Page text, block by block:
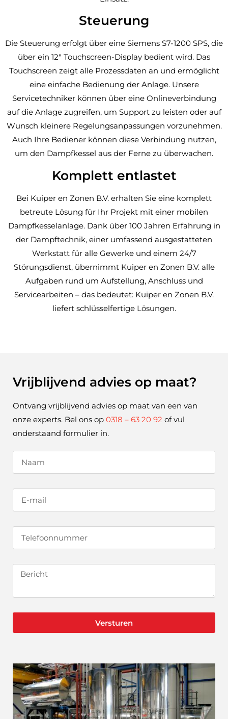
Steuerung
Die Steuerung erfolgt über eine Siemens S7-1200 SPS, die
über ein 12″ Touchscreen-Display bedient wird. Das
Touchscreen zeigt alle Prozessdaten an und ermöglicht
eine einfache Bedienung der Anlage. Unsere
Servicetechniker können über eine Onlineverbindung
auf die Anlage zugreifen, um Support zu leisten oder auf
Wunsch kleinere Regelungsanpassungen vorzunehmen.
Auch Ihre Bediener können diese Verbindung nutzen,
um den Dampfkessel aus der Ferne zu überwachen.
Komplett entlastet
Bei Kuiper en Zonen B.V. erhalten Sie eine komplett
betreute Lösung für Ihr Projekt mit einer mobilen
Dampfkesselanlage. Dank über 100 Jahren Erfahrung in
der Dampftechnik, einer umfassend ausgestatteten
Werkstatt für alle Gewerke und einem 24/7
Störungsdienst, übernimmt Kuiper en Zonen B.V. alle
Aufgaben rund um Aufstellung, Anschluss und
Servicearbeiten – das bedeutet: Kuiper en Zonen B.V.
liefert schlüsselfertige Lösungen.
Vrijblijvend advies op maat?
Ontvang vrijblijvend advies op maat van een van
onze experts. Bel ons op 0318 – 63 20 92 of vul
onderstaand formulier in.
Versturen